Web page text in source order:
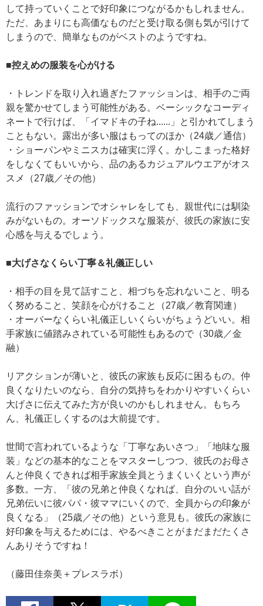
して持っていくことで好印象につながるかもしれません。
ただ、あまりにも高価なものだと受け取る側も気が引けて
しまうので、簡単なものがベストのようですね。
■控えめの服装を心がける
・トレンドを取り入れ過ぎたファッションは、相手のご両
親を驚かせてしまう可能性がある。ベーシックなコーディ
ネートで行けば、「イマドキの子ね......」と引かれてしまう
こともない。露出が多い服はもってのほか（24歳／通信）
・ショーパンやミニスカは確実に浮く。かしこまった格好
をしなくてもいいから、品のあるカジュアルウエアがオス
スメ（27歳／その他）
流行のファッションでオシャレをしても、親世代には馴染
みがないもの。オーソドックスな服装が、彼氏の家族に安
心感を与えるでしょう。
■大げさなくらい丁寧＆礼儀正しい
・相手の目を見て話すこと、相づちを忘れないこと、明る
く努めること、笑顔を心がけること（27歳／教育関連）
・オーバーなくらい礼儀正しいくらいがちょうどいい。相
手家族に値踏みされている可能性もあるので（30歳／金
融）
リアクションが薄いと、彼氏の家族も反応に困るもの。仲
良くなりたいのなら、自分の気持ちをわかりやすいくらい
大げさに伝えてみた方が良いのかもしれません。もちろ
ん、礼儀正しくするのは大前提です。
世間で言われているような「丁寧なあいさつ」「地味な服
装」などの基本的なことをマスターしつつ、彼氏のお母さ
んと仲良くできれば相手家族全員とうまくいくという声が
多数。一方、「彼の兄弟と仲良くなれば、自分のいい話が
兄弟伝いに彼パパ・彼ママにいくので、全員からの印象が
良くなる」（25歳／その他）という意見も。彼氏の家族に
好印象を与えるためには、やるべきことがまだまだたくさ
んありそうですね！
（藤田佳奈美＋プレスラボ）